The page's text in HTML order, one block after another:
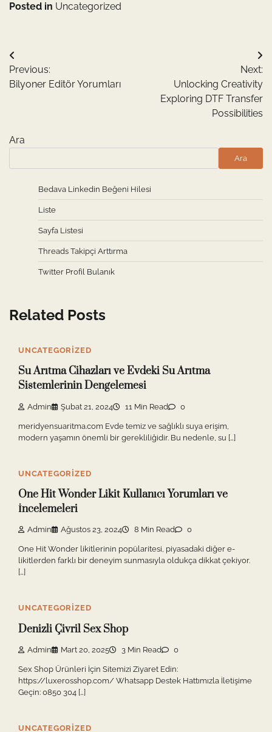
Posted in Uncategorized
Yazı
gezinmesi
Previous:
Bilyoner Editör Yorumları
Next:
Unlocking Creativity
Exploring DTF Transfer
Possibilities
Ara
Ara
Bedava Linkedin Beğeni Hilesi
Liste
Sayfa Listesi
Threads Takipçi Arttırma
Twitter Profil Bulanık
Related Posts
UNCATEGORIZED
Su Arıtma Cihazları ve Evdeki Su Arıtma
Sistemlerinin Dengelemesi
Admin Şubat 21, 2024 11 Min Read 0
meridyensuaritma.com Evde temiz ve sağlıklı suya erişim,
modern yaşamın önemli bir gerekliliğidir. Bu nedenle, su […]
UNCATEGORIZED
One Hit Wonder Likit Kullanıcı Yorumları ve
İncelemeleri
Admin Ağustos 23, 2024 8 Min Read 0
One Hit Wonder likitlerinin popülaritesi, piyasadaki diğer e-
likitlerden farklı bir deneyim sunmasıyla oldukça dikkat çekiyor.
[…]
UNCATEGORIZED
Denizli Çivril Sex Shop
Admin Mart 20, 2025 3 Min Read 0
Sex Shop Ürünleri İçin Sitemizi Ziyaret Edin:
https://luxerosshop.com/ Whatsapp Destek Hattımızla İletişime
Geçin: 0850 304 […]
UNCATEGORIZED